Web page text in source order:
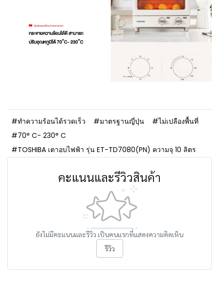
#ทำความร้อนได้รวดเร็ว #มาตรฐานญี่ปุ่น
#ไม่เปลืองพื้นที่
#70° C- 230° C
#TOSHIBA เตาอบไฟฟ้า รุ่น ET-TD7080(PN) ความจุ 10 ลิตร
คะแนนและรีวิวสินค้า
ยังไม่มีคะแนนและรีวิว เป็นคนแรกที่แสดงความคิดเห็น
รีวิว